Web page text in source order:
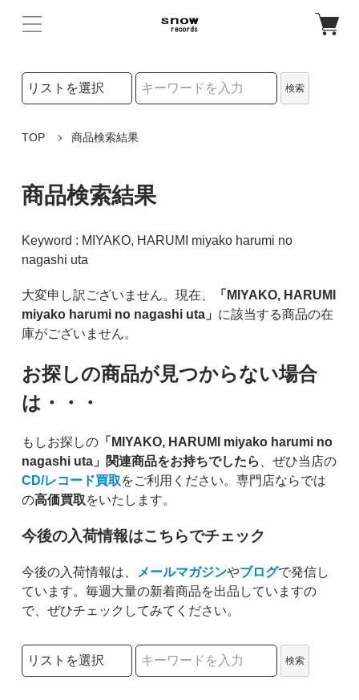
検索リストの選択
検索
TOP 商品検索結果
商品検索結果
Keyword : MIYAKO, HARUMI miyako harumi no
nagashi uta
大変申し訳ございません。現在、
「MIYAKO, HARUMI
miyako harumi no nagashi uta」 に該当する商品の在
庫がございません。
お探しの商品が見つからない場合
は・・・
もしお探しの「MIYAKO, HARUMI miyako harumi no
nagashi uta」関連商品をお持ちでしたら 、ぜひ当店の
CD/レコード買取をご利用ください。専門店ならでは
の高価買取をいたします。
今後の入荷情報はこちらでチェック
今後の入荷情報は、 メールマガジンやブログで発信し
ています。毎週大量の新着商品を出品していますの
で、ぜひチェックしてみてください。
検索リストの選択
検索